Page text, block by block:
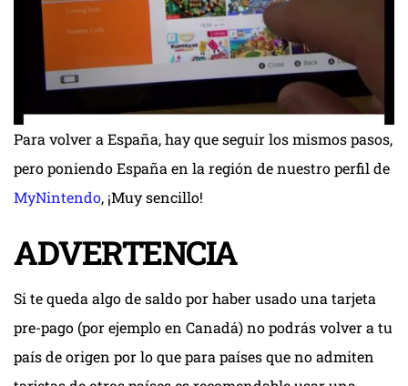
Para volver a España, hay que seguir los mismos pasos,
pero poniendo España en la región de nuestro perfil de
MyNintendo, ¡Muy sencillo!
ADVERTENCIA
Si te queda algo de saldo por haber usado una tarjeta
pre-pago (por ejemplo en Canadá) no podrás volver a tu
país de origen por lo que para países que no admiten